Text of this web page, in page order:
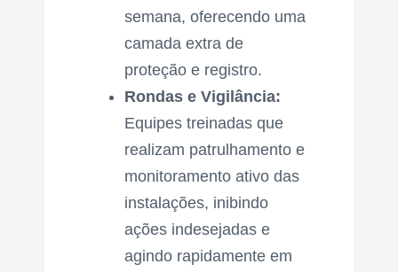
semana, oferecendo uma
camada extra de
proteção e registro.
Rondas e Vigilância:
Equipes treinadas que
realizam patrulhamento e
monitoramento ativo das
instalações, inibindo
ações indesejadas e
agindo rapidamente em